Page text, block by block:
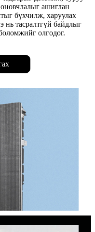
оновчлалыг ашиглан
бүхчилж, харуулах
нь тасралтгүй байдлыг
олгодог.